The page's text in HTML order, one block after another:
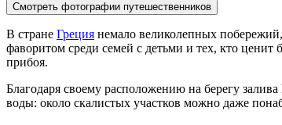
Смотреть фотографии путешественников
В стране Греция немало великолепных
фаворитом среди семей с детьми и тех, кто ценит
прибоя.
Благодаря своему расположению на берегу
воды: около скалистых участков можно даже